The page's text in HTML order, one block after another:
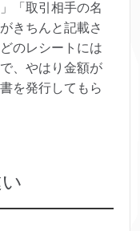
「取引相手の名
きちんと記載さ
のレシートには
、やはり金額が
を発行してもら